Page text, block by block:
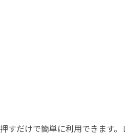
すだけで簡単に利用できます。